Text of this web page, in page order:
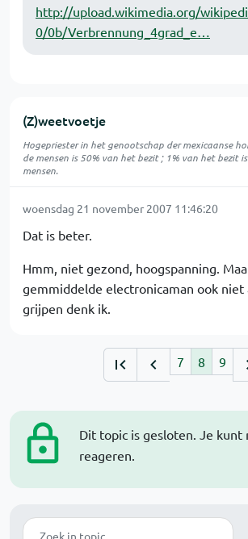
Dit topic is gesloten. Je kunt
reageren.
Zoek
http://upload.wikimedia.org/
0/0b/Verbrennung_4grad_e…
(Z)weetvoetje
Hogepriester in het genootschap der mexicaanse
de mensen is 50% van het bezit ; 1% van het bezit
mensen.
woensdag 21 november 2007 11:46:20
Dat is beter.
Hmm, niet gezond, hoogspanning.
gemmiddelde electronicaman ook niet
grijpen denk ik.
7 8 9